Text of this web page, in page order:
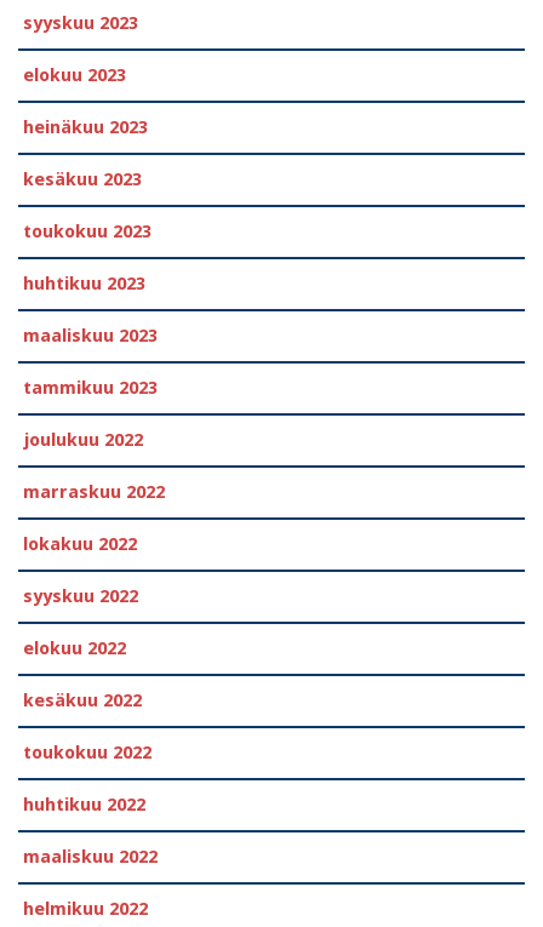
syyskuu 2023
elokuu 2023
heinäkuu 2023
kesäkuu 2023
toukokuu 2023
huhtikuu 2023
maaliskuu 2023
tammikuu 2023
joulukuu 2022
marraskuu 2022
lokakuu 2022
syyskuu 2022
elokuu 2022
kesäkuu 2022
toukokuu 2022
huhtikuu 2022
maaliskuu 2022
helmikuu 2022